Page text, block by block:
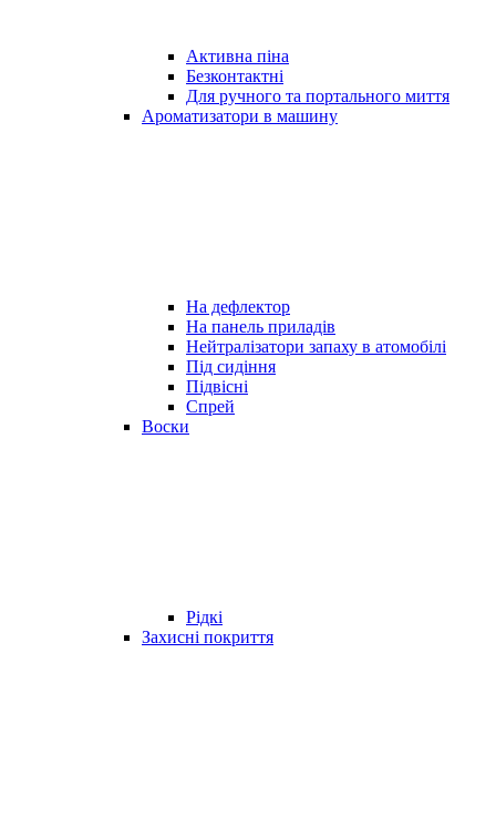
Активна піна
Безконтактні
Для ручного та портального миття
Ароматизатори в машину
На дефлектор
На панель приладів
Нейтралізатори запаху в атомобілі
Під сидіння
Підвісні
Спрей
Воски
Рідкі
Захисні покриття